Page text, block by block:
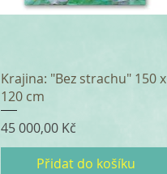
Krajina: "Bez strachu" 150 x
120 cm
Cena
45 000,00 Kč
Přidat do košíku